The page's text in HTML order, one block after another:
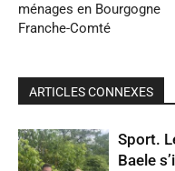
ménages en Bourgogne
Franche-Comté
ARTICLES CONNEXES
Sport.
Baele